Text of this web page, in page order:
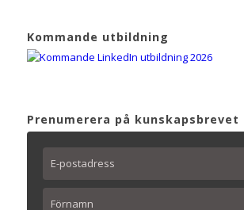
Kommande utbildning
Prenumerera på kunskapsbrevet